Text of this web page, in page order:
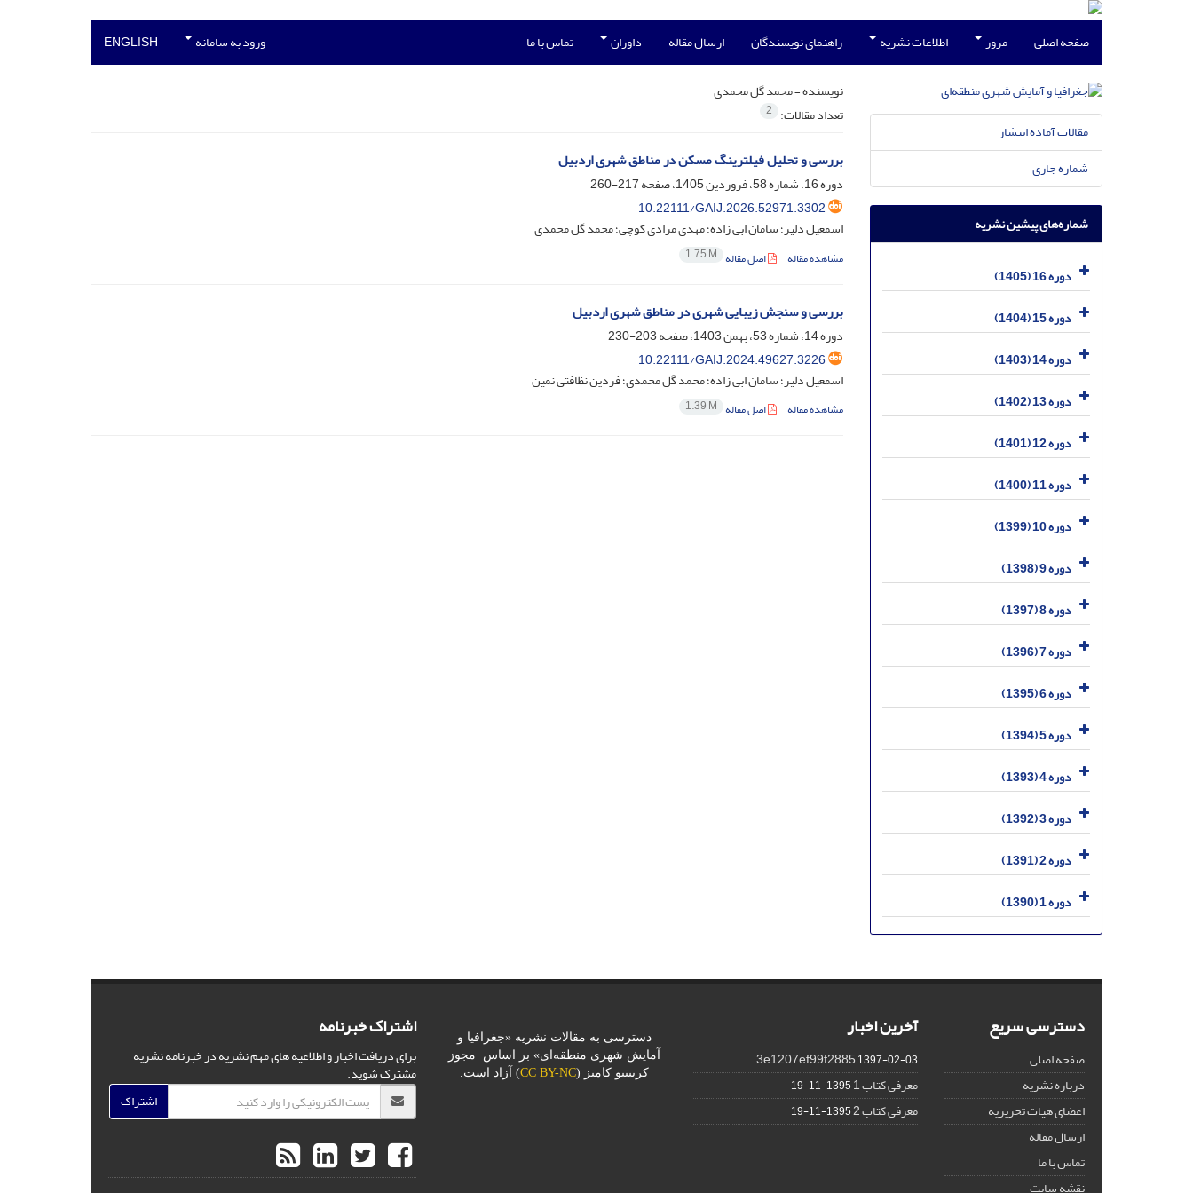
صفحه اصلی مرور اطلاعات نشریه راهنمای نویسندگان ارسال مقاله داوران تماس با ما ورود به سامانه ENGLISH
نویسنده =محمد گل محمدی
تعداد مقالات: 2
بررسی و تحلیل فیلترینگ مسکن در مناطق شهری اردبیل
دوره 16، شماره 58، فروردین 1405، صفحه
217-260
10.22111/GAIJ.2026.52971.3302
اسمعیل دلیر؛ سامان ابی زاده؛ مهدی مرادی کوچی؛ محمد گل محمدی
مشاهده مقاله اصل مقاله 1.75 M
بررسی و سنجش زیبایی شهری در مناطق شهری اردبیل
دوره 14، شماره 53، بهمن 1403، صفحه
203-230
10.22111/GAIJ.2024.49627.3226
اسمعیل دلیر؛ سامان ابی زاده؛ محمد گل محمدی؛ فردین نظافتی نمین
مشاهده مقاله اصل مقاله 1.39 M
مقالات آماده انتشار
شماره جاری
شماره‌های پیشین نشریه
دوره 16 (1405)
دوره 15 (1404)
دوره 14 (1403)
دوره 13 (1402)
دوره 12 (1401)
دوره 11 (1400)
دوره 10 (1399)
دوره 9 (1398)
دوره 8 (1397)
دوره 7 (1396)
دوره 6 (1395)
دوره 5 (1394)
دوره 4 (1393)
دوره 3 (1392)
دوره 2 (1391)
دوره 1 (1390)
دسترسی سریع
صفحه اصلی
درباره نشریه
اعضای هیات تحریریه
ارسال مقاله
تماس با ما
نقشه سایت
آخرین اخبار
3e1207ef99f28851397-02-03
معرفی کتاب 1 1395-11-19
معرفی کتاب 2 1395-11-19
دسترسی به مقالات نشریه «جغرافیا و
آمایش شهری منطقه‌ای» بر اساس مجوز
کرییتیو کامنز (CC BY-NC) آزاد است.
اشتراک خبرنامه
برای دریافت اخبار و اطلاعیه های مهم نشریه در خبرنامه نشریه
مشترک شوید.
اشتراک